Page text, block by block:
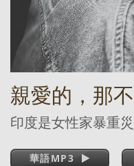
親愛的，那
印度是女性家暴重
華語MP3